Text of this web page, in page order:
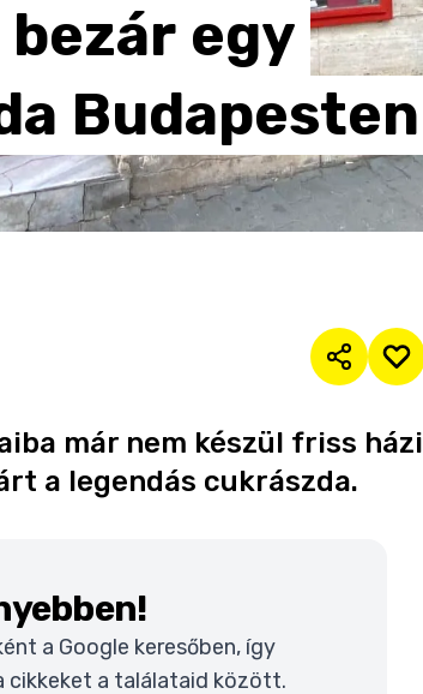
bezár egy
Budapesten
már nem készül friss házi
a legendás cukrászda.
a Google keresőben, így
cikkeket a találataid között.